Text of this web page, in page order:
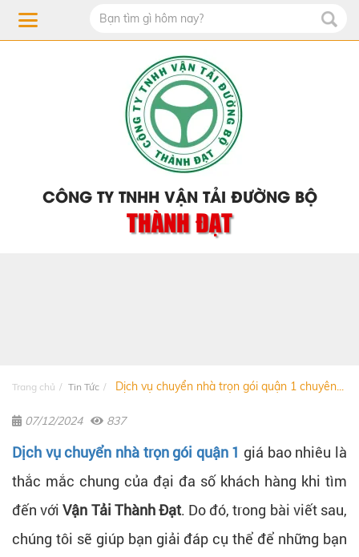
CÔNG TY TNHH VẬN TẢI ĐƯỜNG BỘ
THÀNH ĐẠT
Trang chủ Tin Tức Dịch vụ chuyển nhà trọn gói quận 1 chuyên...
07/12/2024 837
Dịch vụ chuyển nhà trọn gói quận 1 giá bao nhiêu là
thắc mắc chung của đại đa số khách hàng khi tìm
đến vớiVận Tải Thành Đạt. Do đó, trong bài viết sau,
chúng tôi sẽ giúp bạn giải đáp cụ thể để những bạn